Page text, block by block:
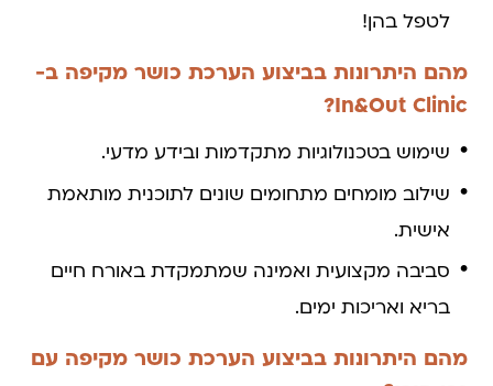
לטפל בהן!
מהם היתרונות בביצוע הערכת כושר מקיפה ב-
In&Out Clinic?
שימוש בטכנולוגיות מתקדמות ובידע מדעי.
שילוב מומחים מתחומים שונים לתוכנית מותאמת
אישית.
סביבה מקצועית ואמינה שמתמקדת באורח חיים
בריא ואריכות ימים.
מהם היתרונות בביצוע הערכת כושר מקיפה עם